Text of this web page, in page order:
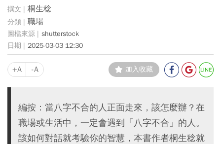
桐生稔
職場
shutterstock
2025-03-03 12:30
+A -A 加入收藏
編按：當八字不合的人正面走來，該怎麼辦？在
職場或生活中，一定會遇到「八字不合」的人。
該如何對話就考驗你的智慧，本書作者桐生稔就